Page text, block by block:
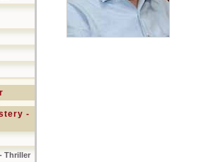
-
Thriller